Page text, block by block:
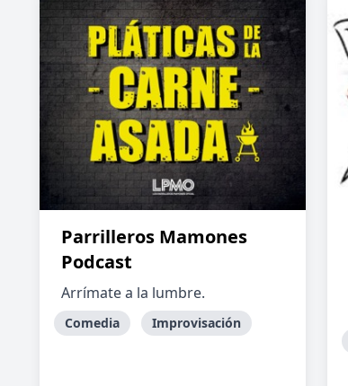
Parrilleros Mamones
Podcast
Arrímate a la lumbre.
Comedia Improvisación